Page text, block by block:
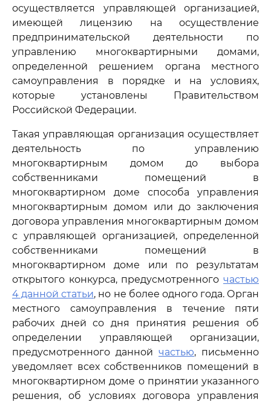
осуществляется управляющей организацией,
имеющей лицензию на осуществление
предпринимательской деятельности по
управлению многоквартирными домами,
определенной решением органа местного
самоуправления в порядке и на условиях,
которые установлены Правительством
Российской Федерации.
Такая управляющая организация осуществляет
деятельность по управлению
многоквартирным домом до выбора
собственниками помещений в
многоквартирном доме способа управления
многоквартирным домом или до заключения
договора управления многоквартирным домом
с управляющей организацией, определенной
собственниками помещений в
многоквартирном доме или по результатам
открытого конкурса, предусмотренного частью
4 данной статьи, но не более одного года. Орган
местного самоуправления в течение пяти
рабочих дней со дня принятия решения об
определении управляющей организации,
предусмотренного данной частью, письменно
уведомляет всех собственников помещений в
многоквартирном доме о принятии указанного
решения, об условиях договора управления